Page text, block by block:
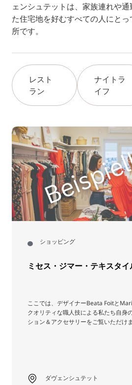
ェンシュテットは、家族連れや
た住宅地を好むすべての人にと
所です。
レスト
ラン
ナイトラ
イフ
ショッピング
ミセス・ジマー・テキスタ
ここでは、デザイナーBeata Foitと
クオリティな職人技による私たち自身
ション＆アクセサリーをご覧いただけま
ダヴェンシュテット